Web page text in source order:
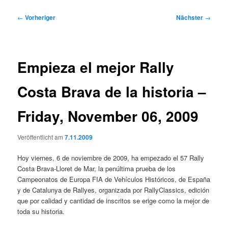
Beitragsnavigation
← Vorheriger Nächster →
Empieza el mejor Rally
Costa Brava de la historia –
Friday, November 06, 2009
Veröffentlicht am7.11.2009
Hoy viernes, 6 de noviembre de 2009, ha empezado el 57 Rally
Costa Brava-Lloret de Mar, la penúltima prueba de los
Campeonatos de Europa FIA de Vehículos Históricos, de España
y de Catalunya de Rallyes, organizada por RallyClassics, edición
que por calidad y cantidad de inscritos se erige como la mejor de
toda su historia.